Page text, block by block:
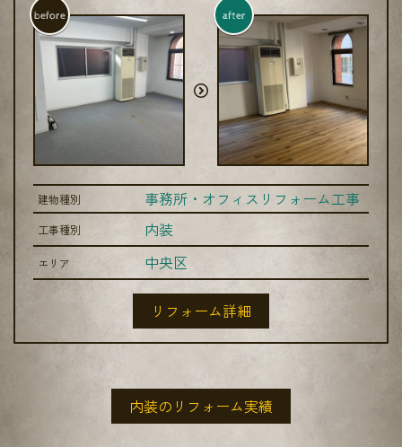
before after
建物種別 事務所・オフィスリフォーム工事
工事種別 内装
エリア 中央区
リフォーム詳細
内装のリフォーム実績